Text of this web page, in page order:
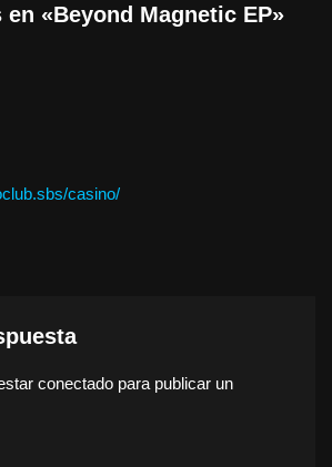
«Beyond Magnetic EP»
casino/
conectado para publicar un